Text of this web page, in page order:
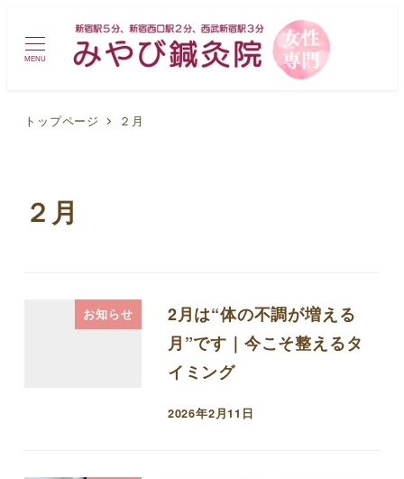
MENU
トップページ ２月
２月
お知らせ
2月は“体の不調が増える
月”です｜今こそ整えるタ
イミング
投稿日
2026年2月11日